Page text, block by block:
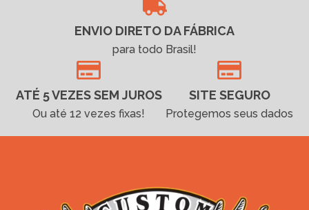
ENVIO DIRETO DA FÁBRICA
para todo Brasil!
ATÉ 5 VEZES SEM JUROS
Ou até 12 vezes fixas!
SITE SEGURO
Protegemos seus dados